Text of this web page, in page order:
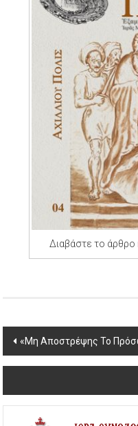
Διαβάστε το άρθρο
Post
navigation
«Μη Αποστρέψης Το